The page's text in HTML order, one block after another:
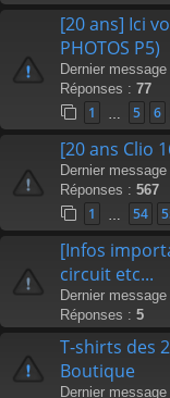
[20 ans] Ici
PHOTOS P5)
Dernier message
Réponses : 77
1 5 6
[20 ans Clio
Dernier message
Réponses : 567
1 54
[Infos
circuit etc...
Dernier message
Réponses : 5
T-shirts des
Boutique
Dernier message